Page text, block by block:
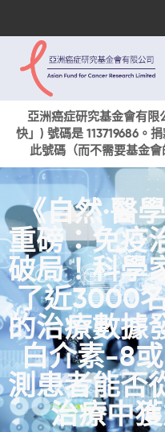
亞洲癌症研究基金會有限
快」) 號碼是 113719686。
此號碼（而不需要基金
《自然·醫
重磅：免疫
破局！科學
了近3000
的治療數據
白介素-8
測患者能否
治療中
關於我們
科研項目
活動與獎項
新聞
捐款支持
現在捐贈